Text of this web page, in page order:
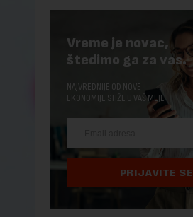
Vreme je novac,
štedimo ga za vas.
NAJVREDNIJE OD NOVE
EKONOMIJE STIŽE U VAŠ MEJL.
PRIJAVITE SE